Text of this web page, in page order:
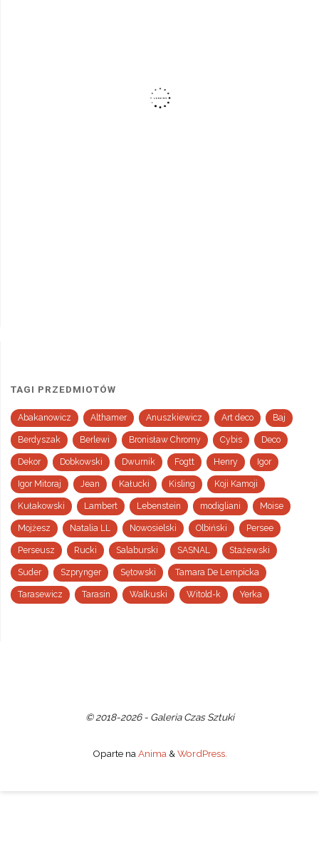
TAGI PRZEDMIOTÓW
Abakanowicz Althamer Anuszkiewicz Art deco Baj
Berdyszak Berlewi Bronisław Chromy Cybis Deco
Dekor Dobkowski Dwurnik Fogtt Henry Igor
Igor Mitoraj Jean Kałucki Kisling Koji Kamoji
Kułakowski Lambert Lebenstein modigliani Moise
Mojżesz Natalia LL Nowosielski Olbiński Persee
Perseusz Rucki Salaburski SASNAL Stażewski
Suder Szprynger Sętowski Tamara De Lempicka
Tarasewicz Tarasin Walkuski Witold-k Yerka
© 2018-2026 - Galeria Czas Sztuki
Oparte na Anima & WordPress.